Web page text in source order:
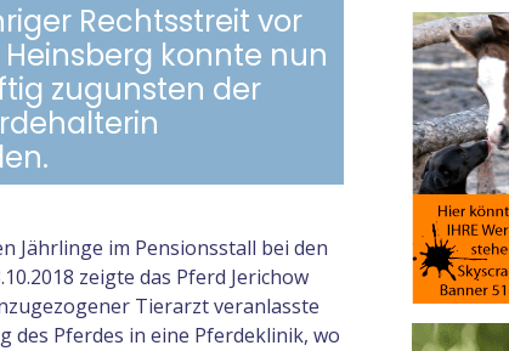
Rechtsstreit vor
konnte nun
zugunsten der
Jährlinge im Pensionsstall bei den
zeigte das Pferd Jerichow
Tierarzt veranlasste
des Pferdes in eine Pferdeklinik, wo